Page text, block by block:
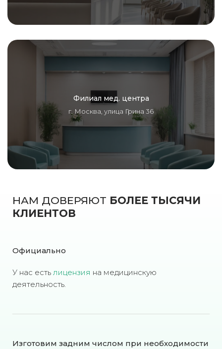
Филиал мед. центра
г. Москва, улица Грина 36
НАМ ДОВЕРЯЮТ БОЛЕЕ ТЫСЯЧИ
КЛИЕНТОВ
Официально
У нас есть лицензия на медицинскую
деятельность.
Изготовим задним числом при необходимости